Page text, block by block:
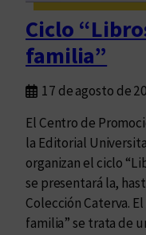
e
g
i
r
/
d
i
t
a
r
Ciclo
familia”
17 de agosto de
El Centro de
la Editorial
organizan el ciclo
se presentará la,
Colección Caterva.
familia” se trata de